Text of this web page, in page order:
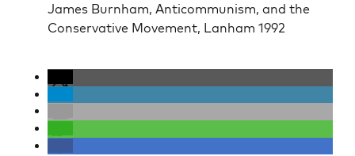
James Burn­ham, Anti­com­mu­nism, and the
Con­ser­v­a­tive Move­ment, Lan­ham 1992